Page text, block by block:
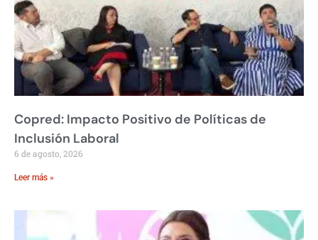
Copred: Impacto Positivo de Políticas de
Inclusión Laboral
6 de agosto, 2026
Leer más »